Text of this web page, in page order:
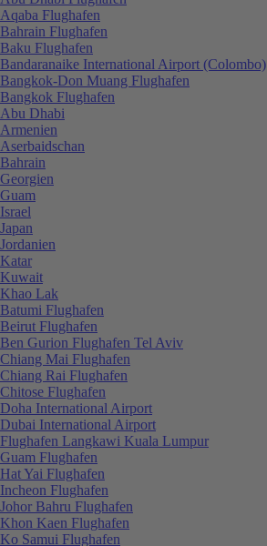
Aqaba Flughafen
Bahrain Flughafen
Baku Flughafen
Bandaranaike International Airport (Colombo)
Bangkok-Don Muang Flughafen
Bangkok Flughafen
Abu Dhabi
Armenien
Aserbaidschan
Bahrain
Georgien
Guam
Israel
Japan
Jordanien
Katar
Kuwait
Khao Lak
Batumi Flughafen
Beirut Flughafen
Ben Gurion Flughafen Tel Aviv
Chiang Mai Flughafen
Chiang Rai Flughafen
Chitose Flughafen
Doha International Airport
Dubai International Airport
Flughafen Langkawi Kuala Lumpur
Guam Flughafen
Hat Yai Flughafen
Incheon Flughafen
Johor Bahru Flughafen
Khon Kaen Flughafen
Ko Samui Flughafen